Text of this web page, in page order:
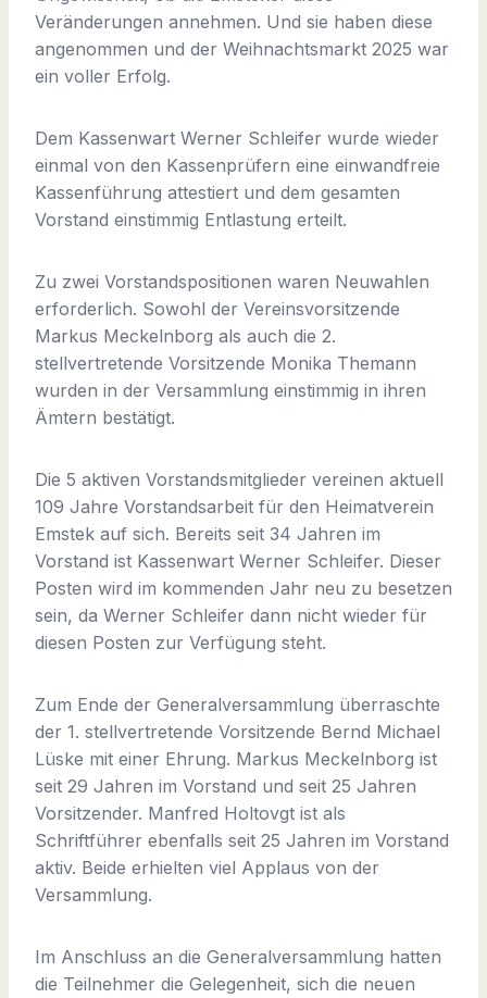
Veränderungen annehmen. Und sie haben diese
angenommen und der Weihnachtsmarkt 2025 war
ein voller Erfolg.
Dem Kassenwart Werner Schleifer wurde wieder
einmal von den Kassenprüfern eine einwandfreie
Kassenführung attestiert und dem gesamten
Vorstand einstimmig Entlastung erteilt.
Zu zwei Vorstandspositionen waren Neuwahlen
erforderlich. Sowohl der Vereinsvorsitzende
Markus Meckelnborg als auch die 2.
stellvertretende Vorsitzende Monika Themann
wurden in der Versammlung einstimmig in ihren
Ämtern bestätigt.
Die 5 aktiven Vorstandsmitglieder vereinen aktuell
109 Jahre Vorstandsarbeit für den Heimatverein
Emstek auf sich. Bereits seit 34 Jahren im
Vorstand ist Kassenwart Werner Schleifer. Dieser
Posten wird im kommenden Jahr neu zu besetzen
sein, da Werner Schleifer dann nicht wieder für
diesen Posten zur Verfügung steht.
Zum Ende der Generalversammlung überraschte
der 1. stellvertretende Vorsitzende Bernd Michael
Lüske mit einer Ehrung. Markus Meckelnborg ist
seit 29 Jahren im Vorstand und seit 25 Jahren
Vorsitzender. Manfred Holtovgt ist als
Schriftführer ebenfalls seit 25 Jahren im Vorstand
aktiv. Beide erhielten viel Applaus von der
Versammlung.
Im Anschluss an die Generalversammlung hatten
die Teilnehmer die Gelegenheit, sich die neuen